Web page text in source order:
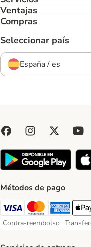
Ventajas
Compras
Seleccionar país
España / es
Métodos de pago
Visa Payment Method
MastercardAmerican
Contra-reembolso
Contra-reembolso Payment